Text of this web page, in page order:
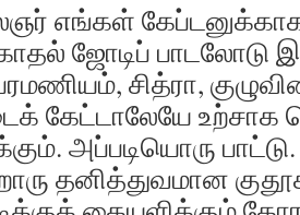
எங்கள்
ஜோடிப் பாடலோடு
சித்ரா,
கேட்டாலேயே
அப்படியொரு
தனித்துவமான